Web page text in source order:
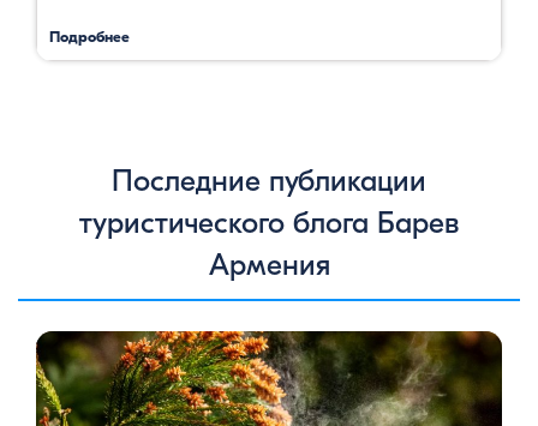
Подробнее
Последние публикации
туристического блога Барев
Армения
Цветение сосен — уникальное природное явление, которое
не только радует глаз, но и приносит значительную пользу
для здоровья человека. Особенно ярко это проявляется в
Степанаванском дендропарке в Армении, где сосны цветут в